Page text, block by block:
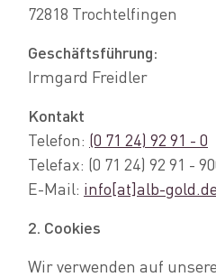
72818 Trochtelfingen
Geschäftsführung:
Irmgard Freidler
Kontakt
Telefon: (0 71 24) 92 91 - 0
Telefax: (0 71 24) 92 91 -
E-Mail: info[at]alb-
2. Cookies
Wir verwenden auf